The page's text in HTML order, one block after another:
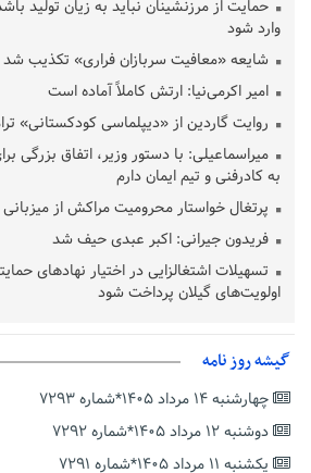
حمایت از مرزنشینان نباید به زیان تولید
وارد شود
شایعه «معافیت سربازان فراری» تکذیب شد
امیر اکرمی‌نیا: ارتش کاملاً آماده است
روایت گاردین از «دیپلماسی کودکستانی»
میراسماعیلی: با دستور وزیر، اتفاق بزرگی
به کادرفنی و تیم ایمان دارم
پرتغال خواستار محرومیت مراکش از میزبانی جام
فریدون جیرانی: اکبر عبدی حیف شد
تسهیلات اشتغالزایی در اختیار نهادهای
اولویت‌های گیلان پرداخت شود
دفتر رهبر انقلاب: مطالب خارج از مراجع
بقائی: فضای مذاکرات فنی و سیاسی ایران و
مثبت است
رئیس سازمان جهاد کشاورزی استان:
گیشه روز نامه
چهارشنبه ۱۴ مرداد ۱۴۰۵*شماره ۷۲۹۳
دوشنبه ۱۲ مرداد ۱۴۰۵*شماره ۷۲۹۲
یکشنبه ۱۱ مرداد ۱۴۰۵*شماره ۷۲۹۱